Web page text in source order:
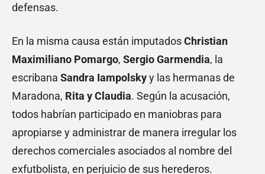
defensas.
En la misma causa están imputadosChristian
Maximiliano Pomargo, Sergio Garmendia, la
escribana Sandra Iampolskyy las hermanas de
Maradona, Rita y Claudia. Según la acusación,
todos habrían participado en maniobras para
apropiarse y administrar de manera irregular los
derechos comerciales asociados al nombre del
exfutbolista, en perjuicio de sus herederos.